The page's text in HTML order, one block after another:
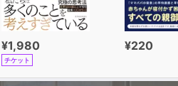
¥1,980
チケット
¥220